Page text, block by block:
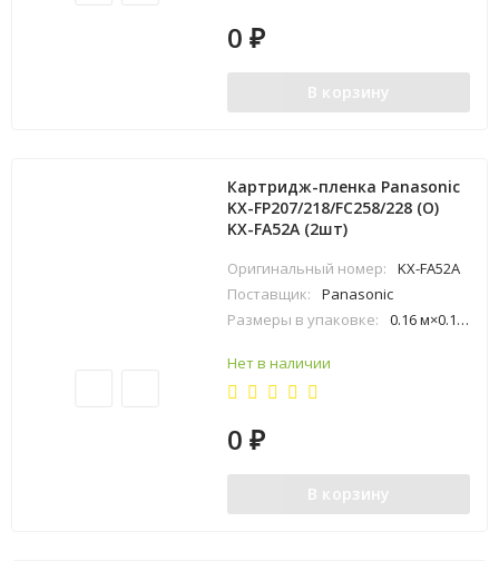
0₽
В корзину
Картридж-пленка Panasonic
KX-FP207/218/FC258/228 (O)
KX-FA52A (2шт)
Оригинальный номер:
KX-FA52A
Поставщик:
Panasonic
Размеры в упаковке:
0.16 м×0.11 м×0.26 м
Нет в наличии
0₽
В корзину